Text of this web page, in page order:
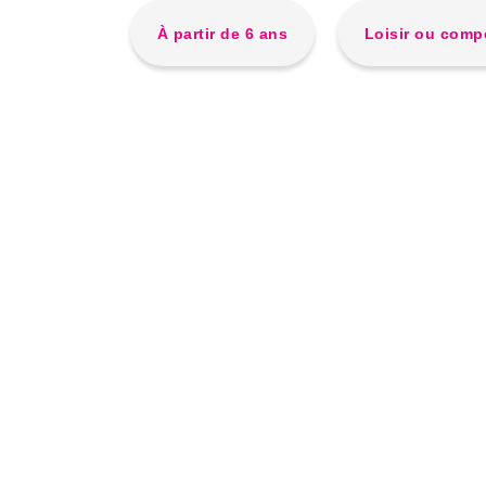
À partir de 6 ans Loisir ou